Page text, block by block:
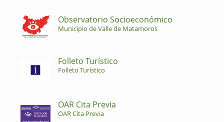
Observatorio Socioeconómico
Municipio de Valle de Matamoros
Folleto Turístico
Folleto Turístico
OAR Cita Previa
OAR Cita Previa